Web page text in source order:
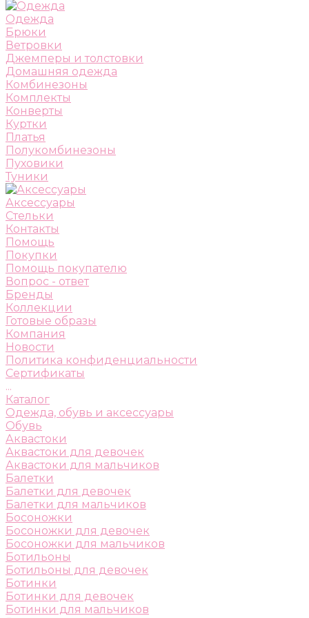
Одежда
Брюки
Ветровки
Джемперы и толстовки
Домашняя одежда
Комбинезоны
Комплекты
Конверты
Куртки
Платья
Полукомбинезоны
Пуховики
Туники
Аксессуары
Стельки
Контакты
Помощь
Покупки
Помощь покупателю
Вопрос - ответ
Бренды
Коллекции
Готовые образы
Компания
Новости
Политика конфиденциальности
Сертификаты
...
Каталог
Одежда, обувь и аксессуары
Обувь
Аквастоки
Аквастоки для девочек
Аквастоки для мальчиков
Балетки
Балетки для девочек
Балетки для мальчиков
Босоножки
Босоножки для девочек
Босоножки для мальчиков
Ботильоны
Ботильоны для девочек
Ботинки
Ботинки для девочек
Ботинки для мальчиков